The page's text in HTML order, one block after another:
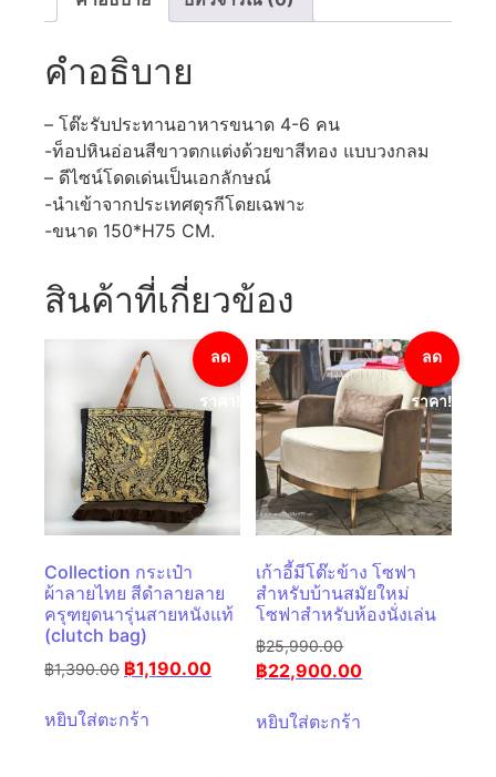
คำอธิบาย
– โต๊ะรับประทานอาหารขนาด 4-6 คน
-ท็อปหินอ่อนสีขาวตกแต่งด้วยขาสีทอง แบบวงกลม
– ดีไซน์โดดเด่นเป็นเอกลักษณ์
-นำเข้าจากประเทศตุรกีโดยเฉพาะ
-ขนาด 150*H75 CM.
สินค้าที่เกี่ยวข้อง
ลด
ราคา!
Collection กระเป๋า
ผ้าลายไทย สีดำลายลาย
ครุฑยุดนารุ่นสายหนังแท้
(clutch bag)
฿1,390.00 ฿1,190.00
หยิบใส่ตะกร้า
ลด
ราคา!
เก้าอี้มีโต๊ะข้าง โซฟา
สำหรับบ้านสมัยใหม่
โซฟาสำหรับห้องนั่งเล่น
฿25,990.00
฿22,900.00
หยิบใส่ตะกร้า